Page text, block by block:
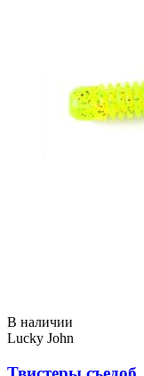
В наличии
Lucky John